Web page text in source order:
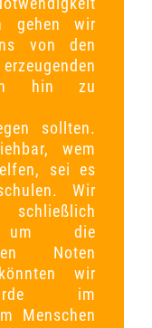
gehen wir
von den
hin zu
sollten.
wem
sei es
Wir
um die
Noten
wir
im
Menschen